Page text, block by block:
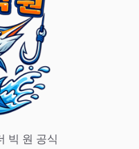
빅 원 공식